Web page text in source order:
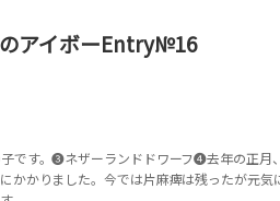
アイボーEntry№16
です。❸ネザーランドドワーフ❹去年の正月
かかりました。今では片麻痺は残ったが元気